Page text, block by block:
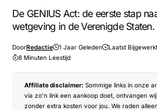
De GENIUS Act: de eerste stap
wetgeving in de Verenigde Staten.
DoorRedactie 1 Jaar Geleden
Laatst
8 Minuten Leestijd
Affiliate disclaimer: Sommige links in onze
via zo’n link een aankoop doet, ontvangen
zonder extra kosten voor jou. We raden